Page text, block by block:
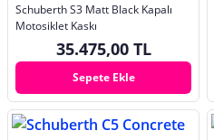
Schuberth S3 Matt Black Kapalı
Motosiklet Kaskı
35.475,00 TL
Sepete Ekle